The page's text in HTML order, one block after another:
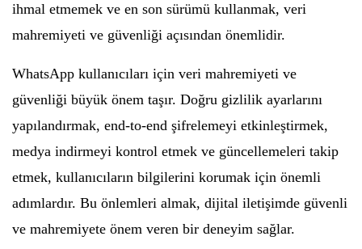
ihmal etmemek ve en son sürümü kullanmak, veri
mahremiyeti ve güvenliği açısından önemlidir.
WhatsApp kullanıcıları için veri mahremiyeti ve
güvenliği büyük önem taşır. Doğru gizlilik ayarlarını
yapılandırmak, end-to-end şifrelemeyi etkinleştirmek,
medya indirmeyi kontrol etmek ve güncellemeleri takip
etmek, kullanıcıların bilgilerini korumak için önemli
adımlardır. Bu önlemleri almak, dijital iletişimde güvenli
ve mahremiyete önem veren bir deneyim sağlar.